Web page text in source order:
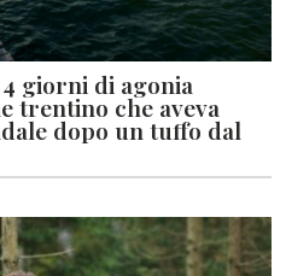
giorni di agonia
trentino che aveva
dopo un tuffo dal